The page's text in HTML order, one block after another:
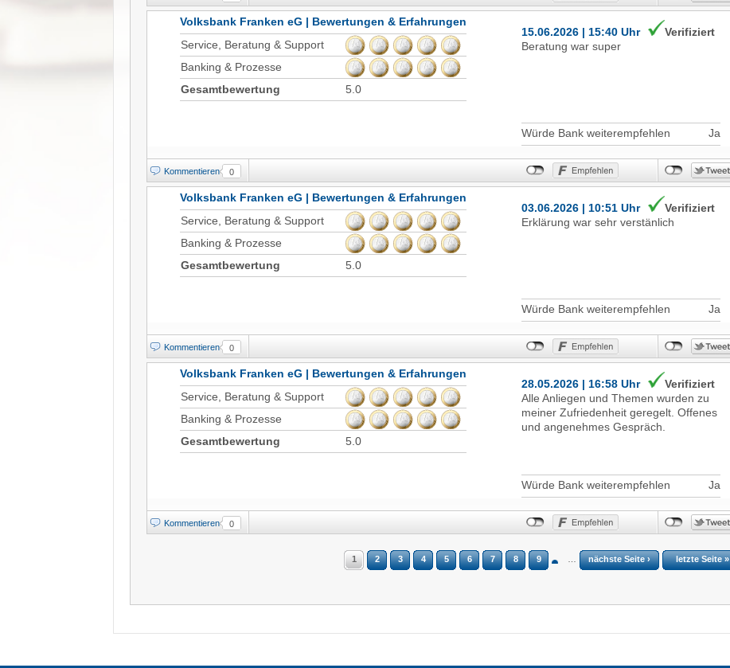
Volksbank Franken eG | Bewertungen & Erfahrungen
Service, Beratung & Support
Banking & Prozesse
Gesamtbewertung
5.0
15.06.2026 | 15:40 Uhr
Verifiziert
Beratung war super
Würde Bank weiterempfehlen Ja
Kommentieren 0
Volksbank Franken eG | Bewertungen & Erfahrungen
Service, Beratung & Support
Banking & Prozesse
Gesamtbewertung
5.0
03.06.2026 | 10:51 Uhr
Verifiziert
Erklärung war sehr verstänlich
Würde Bank weiterempfehlen Ja
Kommentieren 0
Volksbank Franken eG | Bewertungen & Erfahrungen
Service, Beratung & Support
Banking & Prozesse
Gesamtbewertung
5.0
28.05.2026 | 16:58 Uhr
Verifiziert
Alle Anliegen und Themen wurden zu
meiner Zufriedenheit geregelt. Offenes
und angenehmes Gespräch.
Würde Bank weiterempfehlen Ja
Kommentieren 0
1 2 3 4 5 6 7 8 9 nächste Seite › letzte Seite »